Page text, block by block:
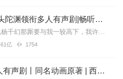
。
要听过悟空讲的故事，就想一直听
大奉打更人丨头陀渊领衔多人有声剧|畅听全集|王鹤棣、田曦薇主演影视剧原著|卖报小郎君
【冒泡有奖】听说杨千幻那厮要与我一较高下，我许七安要开始装叉了！快进入声音播放页戳下方输入框，冒个泡偷偷告诉我，我要用哪些诗词才能胜过他？说得好的，有赏！202...
亿 1754
诡秘之主 | 多人有声剧丨同名动画原著 | 西幻克苏鲁 | 乌贼作品